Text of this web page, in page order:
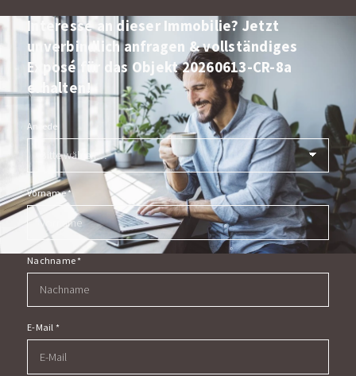
Interesse an dieser Immobilie? Jetzt
unverbindlich anfragen & vollständiges
Exposé für das Objekt 20260613-CR-8a
erhalten!
Anrede
Vorname*
Nachname*
E-Mail *